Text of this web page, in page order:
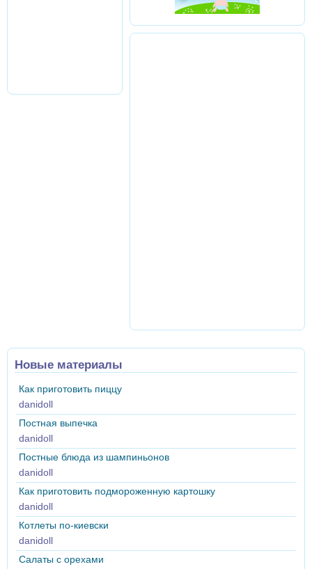
Новые материалы
Как приготовить пиццу
danidoll
Постная выпечка
danidoll
Постные блюда из шампиньонов
danidoll
Как приготовить подмороженную картошку
danidoll
Котлеты по-киевски
danidoll
Салаты с орехами